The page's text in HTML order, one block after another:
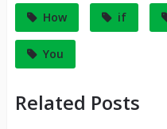
How if
You
Related Posts